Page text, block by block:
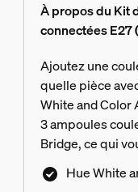
À propos du Kit
connectées E27
Ajoutez une
quelle pièce
White and Color
3 ampoules
Bridge, ce qui
éclairages,
infinité de
Hue White